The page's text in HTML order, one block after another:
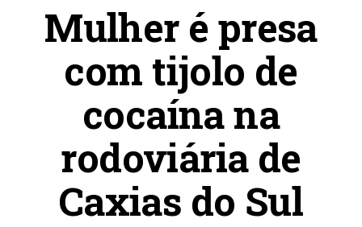
Mulher é presa
com tijolo de
cocaína na
rodoviária de
Caxias do Sul